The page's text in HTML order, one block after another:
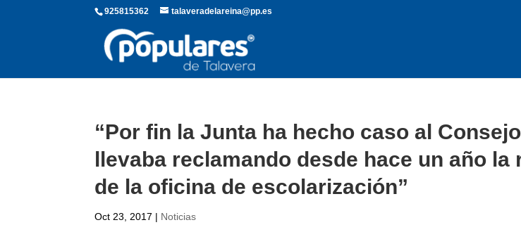
925815362 talaveradelareina@pp.es
“Por fin la Junta ha hecho caso al
llevaba reclamando desde hace un año la
de la oficina de escolarización”
Oct 23, 2017 | Noticias